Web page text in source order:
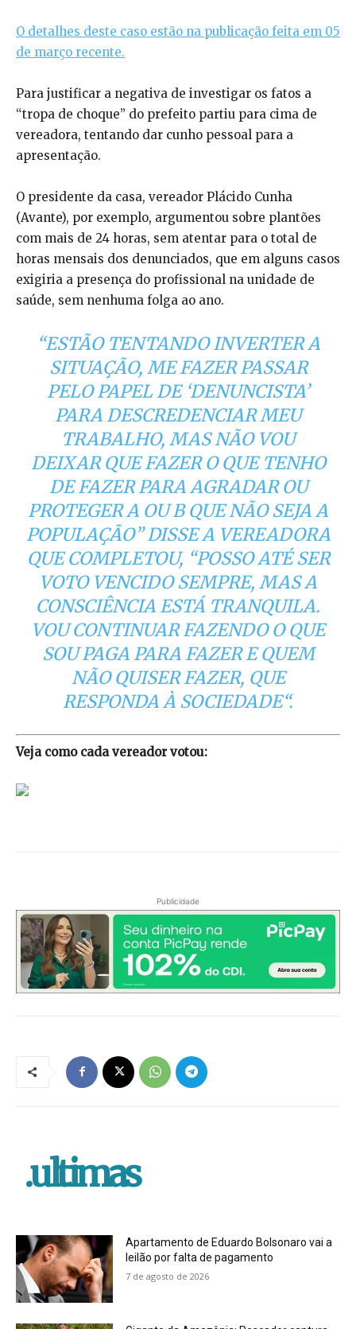
O detalhes deste caso estão na publicação feita em 05
de março recente.
Para justificar a negativa de investigar os fatos a
“tropa de choque” do prefeito partiu para cima de
vereadora, tentando dar cunho pessoal para a
apresentação.
O presidente da casa, vereador Plácido Cunha
(Avante), por exemplo, argumentou sobre plantões
com mais de 24 horas, sem atentar para o total de
horas mensais dos denunciados, que em alguns casos
exigiria a presença do profissional na unidade de
saúde, sem nenhuma folga ao ano.
“ESTÃO TENTANDO INVERTER A
SITUAÇÃO, ME FAZER PASSAR
PELO PAPEL DE ‘DENUNCISTA’
PARA DESCREDENCIAR MEU
TRABALHO, MAS NÃO VOU
DEIXAR QUE FAZER O QUE TENHO
DE FAZER PARA AGRADAR OU
PROTEGER A OU B QUE NÃO SEJA A
POPULAÇÃO” DISSE A VEREADORA
QUE COMPLETOU, “POSSO ATÉ SER
VOTO VENCIDO SEMPRE, MAS A
CONSCIÊNCIA ESTÁ TRANQUILA.
VOU CONTINUAR FAZENDO O QUE
SOU PAGA PARA FAZER E QUEM
NÃO QUISER FAZER, QUE
RESPONDA À SOCIEDADE“.
Veja como cada vereador votou:
Publicidade
.ultimas
Apartamento de Eduardo Bolsonaro vai a
leilão por falta de pagamento
7 de agosto de 2026